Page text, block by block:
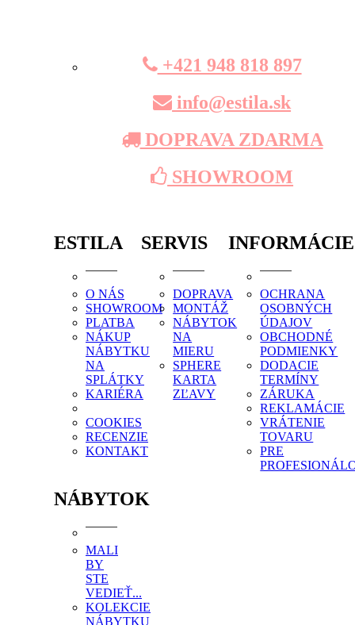
+421 948 818 897
info@estila.sk
DOPRAVA ZDARMA
SHOWROOM
ESTILA
O NÁS
SHOWROOM
PLATBA
NÁKUP
NÁBYTKU
NA
SPLÁTKY
KARIÉRA
COOKIES
RECENZIE
KONTAKT
SERVIS
DOPRAVA
MONTÁŽ
NÁBYTOK
NA
MIERU
SPHERE
KARTA
ZĽAVY
INFORMÁCIE
OCHRANA
OSOBNÝCH
ÚDAJOV
OBCHODNÉ
PODMIENKY
DODACIE
TERMÍNY
ZÁRUKA
REKLAMÁCIE
VRÁTENIE
TOVARU
PRE
NÁBYTOK
MALI
BY
STE
VEDIEŤ...
KOLEKCIE
NÁBYTKU